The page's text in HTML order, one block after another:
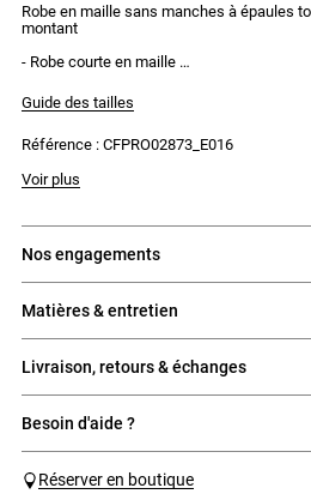
Robe en maille sans manches à épaules
montant
- Robe courte en maille
- Col bateau montant
- Tricotage fantaisie sur le corps
- Coupe ajustée et près du corps
Guide des tailles
Référence : CFPRO02873_E016
Voir plus
nos engagements
matières & entretien
livraison, retours & échanges
besoin d'aide ?
Réserver en boutique